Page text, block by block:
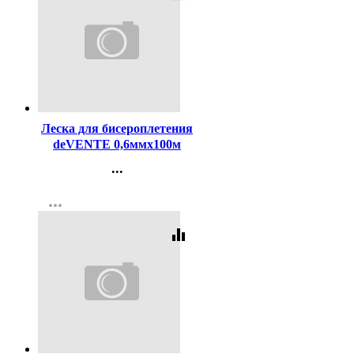
Леска для бисероплетения
deVENTE 0,6ммх100м
арт.8001397
...
Регистрация
more_horiz
equalizer